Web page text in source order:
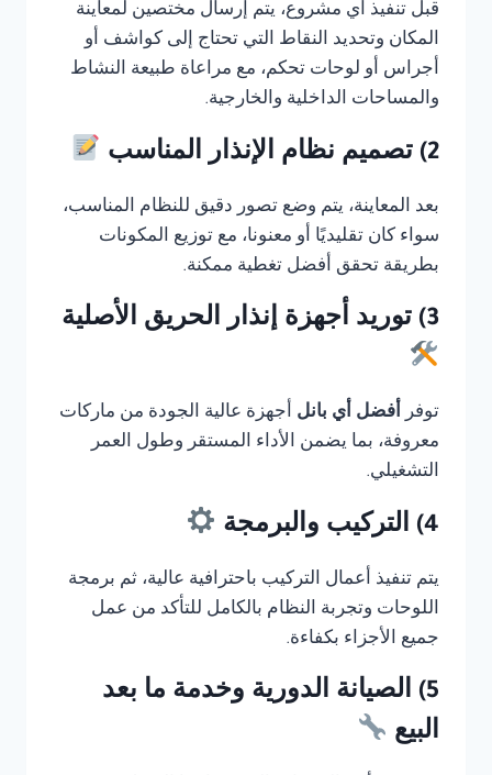
قبل تنفيذ أي مشروع، يتم إرسال مختصين لمعاينة
المكان وتحديد النقاط التي تحتاج إلى كواشف أو
أجراس أو لوحات تحكم، مع مراعاة طبيعة النشاط
والمساحات الداخلية والخارجية.
2) تصميم نظام الإنذار المناسب
بعد المعاينة، يتم وضع تصور دقيق للنظام المناسب،
سواء كان تقليديًا أو معنونا، مع توزيع المكونات
بطريقة تحقق أفضل تغطية ممكنة.
3) توريد أجهزة إنذار الحريق الأصلية
توفر أفضل أي بانل أجهزة عالية الجودة من ماركات
معروفة، بما يضمن الأداء المستقر وطول العمر
التشغيلي.
4) التركيب والبرمجة
يتم تنفيذ أعمال التركيب باحترافية عالية، ثم برمجة
اللوحات وتجربة النظام بالكامل للتأكد من عمل
جميع الأجزاء بكفاءة.
5) الصيانة الدورية وخدمة ما بعد
البيع